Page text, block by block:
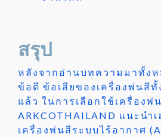
สรุป
หลังจากอ่านบทความมาทั้งห
ข้อดี ข้อเสียของเครื่องพ่นสี
แล้ว ในการเลือกใช้เครื่อง
ARKCOTHAILAND แนะนำ
เครื่องพ่นสีระบบไร้อากาศ